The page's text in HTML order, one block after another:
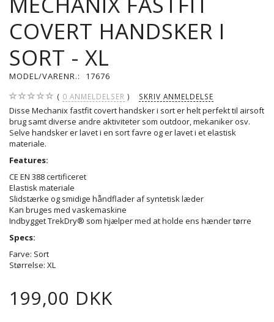
COVERT HANDSKER I
SORT - XL
MODEL/VARENR.: 17676
0 ANMELDELSER SKRIV ANMELDELSE
Disse Mechanix fastfit covert handsker i sort er helt perfekt til airsoft
brug samt diverse andre aktiviteter som outdoor, mekaniker osv.
Selve handsker er lavet i en sort favre og er lavet i et elastisk
materiale.
Features:
CE EN 388 certificeret
Elastisk materiale
Slidstærke og smidige håndflader af syntetisk læder
Kan bruges med vaskemaskine
Indbygget TrekDry® som hjælper med at holde ens hænder tørre
Specs:
Farve: Sort
Størrelse: XL
199,00 DKK